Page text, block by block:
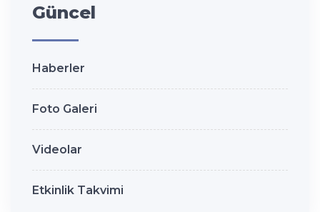
Güncel
Haberler
Foto Galeri
Videolar
Etkinlik Takvimi